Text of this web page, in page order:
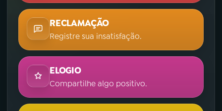
RECLAMAÇÃO
Registre sua insatisfação.
ELOGIO
Compartilhe algo positivo.